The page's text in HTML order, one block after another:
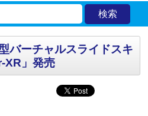
バーチャルスライドスキ
XR」発売